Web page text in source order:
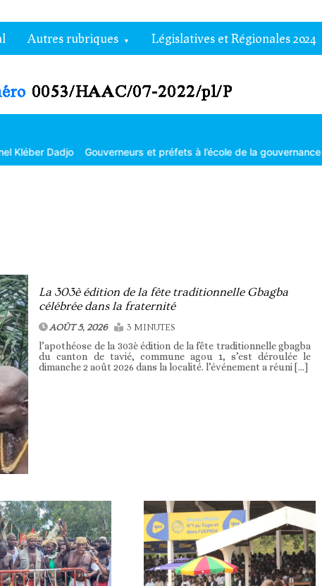
Autres rubriques Législatives et Régionales 2024
Gouverneurs et préfets à l’école de la gouvernance territoriale
La 303è édition de la fête traditionnelle Gbagba
célébrée dans la fraternité
AOÛT 5, 2026 3 MINUTES
l’apothéose de la 303è édition de la fête traditionnelle gbagba
du canton de tavié, commune agou 1, s’est déroulée le
dimanche 2 août 2026 dans la localité. l’événement a réuni […]